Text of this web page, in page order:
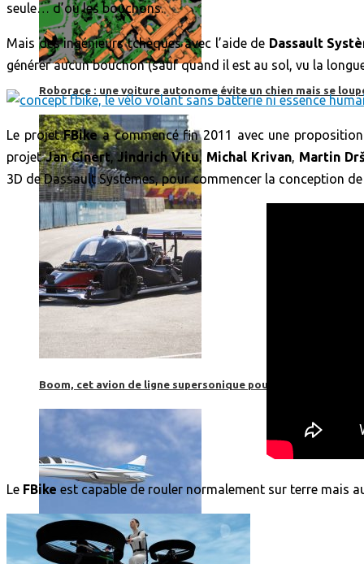
Roborace : une voiture autonome évite un chien mais se
Boom, cet avion de ligne supersonique pourrait être le futur
seule… d’où les bouchons.
Mais des ingénieurs tchèques avec l’aide de Dassault
générer aucun bouchon (sauf quand il est au sol, vu la
Le projetFBikea commencé fin 2011 avec une
projetJan Cinert,Jindrich Vitu, Michal Krivan, Martin
3D de Dassault Systèmes, pour commencer la conception
Le FBike est capable de rouler normalement sur terre mais